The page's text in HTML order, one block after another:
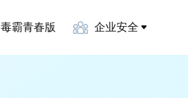
毒霸青春版 企业安全